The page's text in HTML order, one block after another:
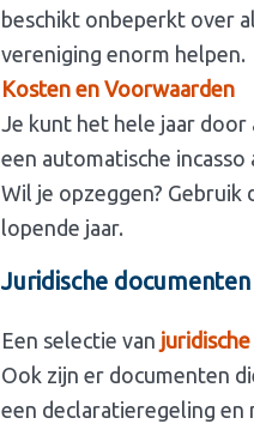
beschikt onbeperkt over
vereniging enorm helpen.
Kosten en Voorwaarden
Je kunt het hele jaar
een automatische
Wil je opzeggen? Gebruik
lopende jaar.
Juridische documenten
Een selectie van
Ook zijn er documenten
een declaratieregeling en